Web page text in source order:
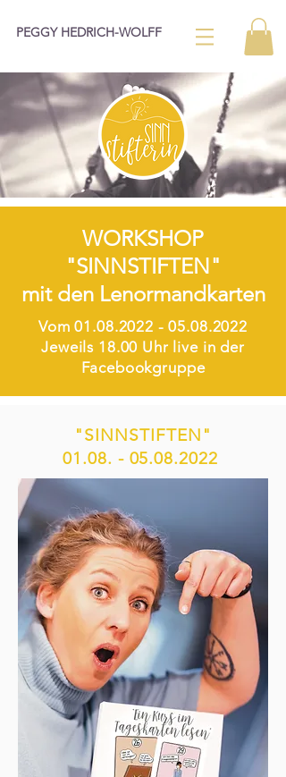
PEGGY HEDRICH-WOLFF
WORKSHOP
"SINNSTIFTEN"
mit den Lenormandkarten
Vom01.08.2022 - 05.08.2022
Jeweils 18.00 Uhr live in der
Facebookgruppe
"SINNSTIFTEN"
01.08. - 05.08.2022